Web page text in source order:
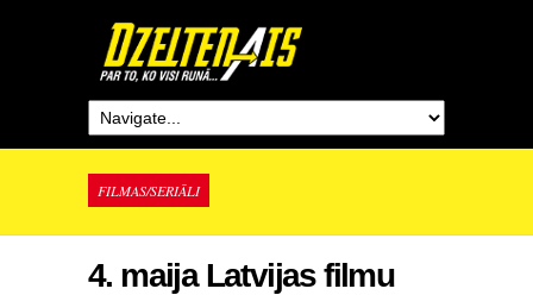
FILMAS/SERIĀLI
4. maija Latvijas filmu